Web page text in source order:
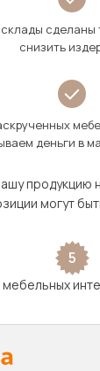
снизить
деньги в
продукцию
могут
5